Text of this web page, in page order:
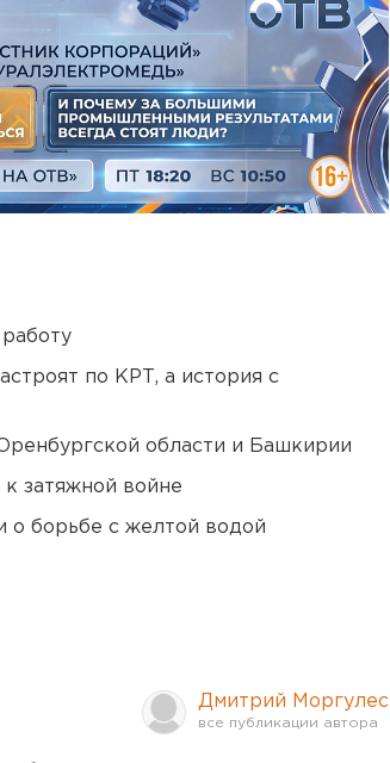
по КРТ, а история с
области и Башкирии
затяжной войне
о борьбе с желтой водой
Дмитрий Моргулес